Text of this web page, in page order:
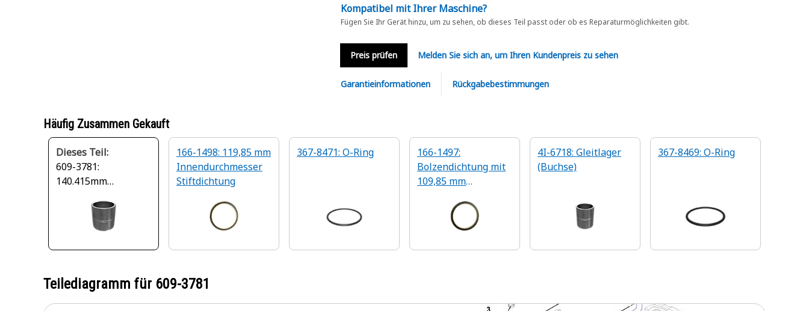
Kompatibel mit Ihrer Maschine?
Fügen Sie Ihr Gerät hinzu, um zu sehen, ob dieses Teil passt oder ob es Reparaturmöglichkeiten gibt.
Preis prüfen Melden Sie sich an, um Ihren Kundenpreis zu sehen
Garantieinformationen Rückgabebestimmungen
Häufig Zusammen Gekauft
Dieses Teil:
609-3781:
140.415mm
Gerades Gleitlager
166-1498: 119,85 mm
Innendurchmesser
Stiftdichtung
367-8471: O-Ring
166-1497:
Bolzendichtung mit
109,85 mm
4I-6718: Gleitlager
(Buchse)
367-8469: O-Ring
Teilediagramm für 609-3781